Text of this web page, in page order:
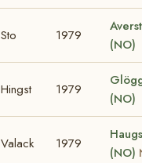
Sto 1979
(NO)
Hingst 1979
(NO)
Valack 1979
(NO)